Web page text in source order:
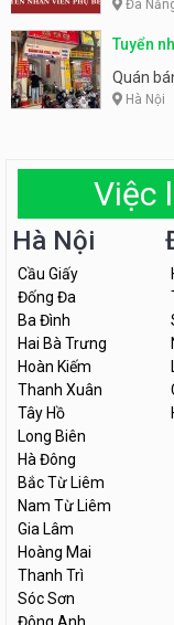
Đà
Tuyển
Quán
Hà Nội
Việc
Hà Nội
Cầu Giấy
Đống Đa
Ba Đình
Hai Bà Trưng
Hoàn Kiếm
Thanh Xuân
Tây Hồ
Long Biên
Hà Đông
Bắc Từ Liêm
Nam Từ Liêm
Gia Lâm
Hoàng Mai
Thanh Trì
Sóc Sơn